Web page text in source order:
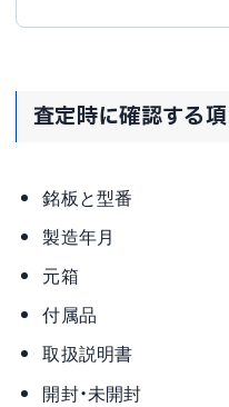
査定時に確認する
銘板と型番
製造年月
元箱
付属品
取扱説明書
開封・未開封